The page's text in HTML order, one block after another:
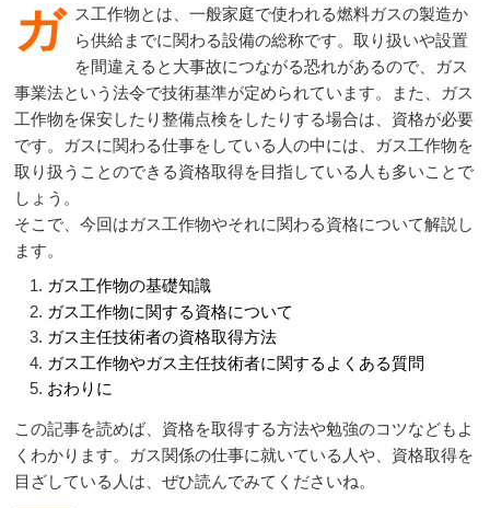
ガス工作物とは、一般家庭で使われる燃料ガスの製造か
ら供給までに関わる設備の総称です。取り扱いや設置
を間違えると大事故につながる恐れがあるので、ガス
事業法という法令で技術基準が定められています。また、ガス
工作物を保安したり整備点検をしたりする場合は、資格が必要
です。ガスに関わる仕事をしている人の中には、ガス工作物を
取り扱うことのできる資格取得を目指している人も多いことで
しょう。
そこで、今回はガス工作物やそれに関わる資格について解説し
ます。
ガス工作物の基礎知識
ガス工作物に関する資格について
ガス主任技術者の資格取得方法
ガス工作物やガス主任技術者に関するよくある質問
おわりに
この記事を読めば、資格を取得する方法や勉強のコツなどもよ
くわかります。ガス関係の仕事に就いている人や、資格取得を
目ざしている人は、ぜひ読んでみてくださいね。